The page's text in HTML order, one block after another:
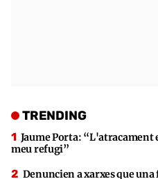
TRENDING
Jaume Porta: “L'atracament
meu refugi”
Denuncien a xarxes que